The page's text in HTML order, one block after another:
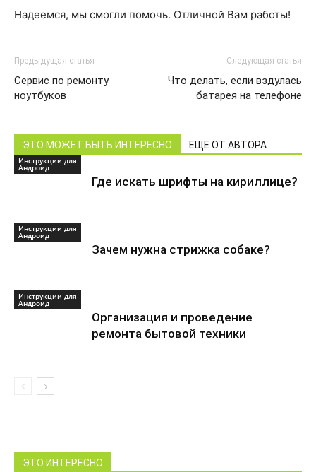
Надеемся, мы смогли помочь. Отличной Вам работы!
Предыдущая статья
Сервис по ремонту
ноутбуков
Следующая статья
Что делать, если вздулась
батарея на телефоне
ЭТО МОЖЕТ БЫТЬ ИНТЕРЕСНО ЕЩЕ ОТ АВТОРА
Инструкции для
Андроид
Где искать шрифты на кириллице?
Инструкции для
Андроид
Зачем нужна стрижка собаке?
Инструкции для
Андроид
Организация и проведение
ремонта бытовой техники
ЭТО ИНТЕРЕСНО